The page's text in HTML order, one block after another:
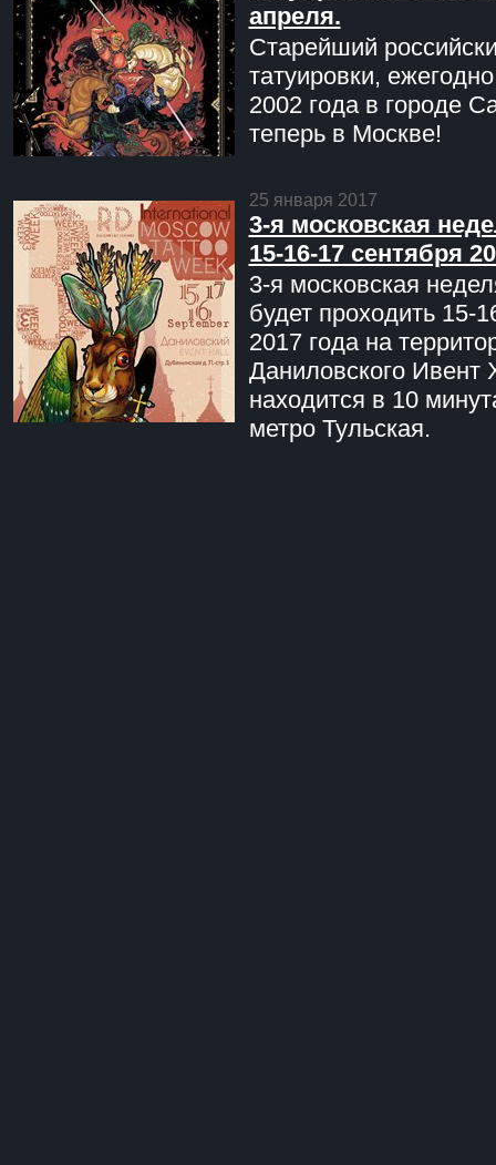
апреля.
Старейший
татуировки,
2002 года в городе
теперь в Москве!
25 января 2017
3-я московская
15-16-17 сентября
3-я московская
будет проходить 15-
2017 года на
Даниловского Ивент
находится в 10
метро Тульская.